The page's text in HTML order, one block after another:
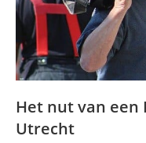
Het nut van een
Utrecht